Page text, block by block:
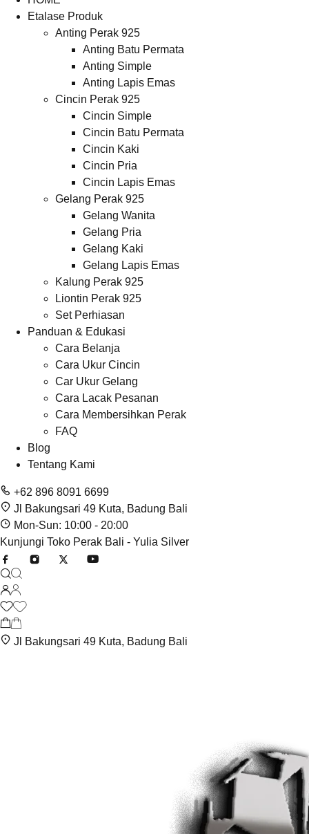
Etalase Produk
Anting Perak 925
Anting Batu Permata
Anting Simple
Anting Lapis Emas
Cincin Perak 925
Cincin Simple
Cincin Batu Permata
Cincin Kaki
Cincin Pria
Cincin Lapis Emas
Gelang Perak 925
Gelang Wanita
Gelang Pria
Gelang Kaki
Gelang Lapis Emas
Kalung Perak 925
Liontin Perak 925
Set Perhiasan
Panduan & Edukasi
Cara Belanja
Cara Ukur Cincin
Car Ukur Gelang
Cara Lacak Pesanan
Cara Membersihkan Perak
FAQ
Blog
Tentang Kami
+62 896 8091 6699
Jl Bakungsari 49 Kuta, Badung Bali
Mon-Sun: 10:00 - 20:00
Kunjungi Toko Perak Bali - Yulia Silver
Jl Bakungsari 49 Kuta, Badung Bali